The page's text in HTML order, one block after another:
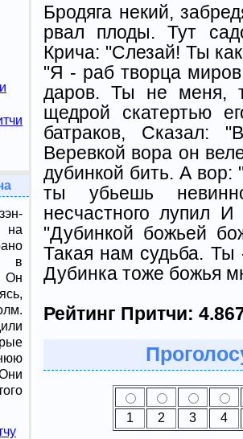
на
Он
Бродяга некий,
рвал плоды. Тут
Крича: "Слезай! Ты
"Я - раб творца
даров. Ты не меня,
щедрой скатертью
батраков, Сказал:
Веревкой вора он
дубинкой бить. А вор:
ты убьешь
несчастного лупил
"Дубинкой божьей
Такая нам судьба. Ты
Дубинка тоже божья
Рейтинг Притчи:
1 2 3 4